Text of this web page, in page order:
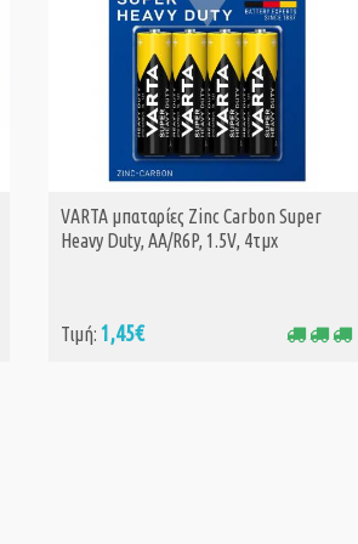
ΑΓΟΡΑ
VARTA μπαταρίες Zinc Carbon Super
Heavy Duty, AA/R6P, 1.5V, 4τμχ
Τιμή: 1,45€